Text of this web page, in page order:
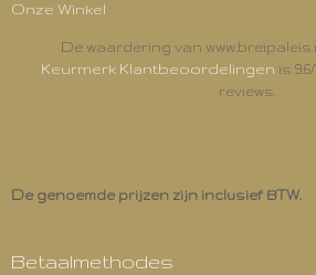
Onze Winkel
De waardering van
Keurmerk Klantbeoordelingen is
reviews.
De genoemde prijzen zijn inclusief BTW.
Betaalmethodes